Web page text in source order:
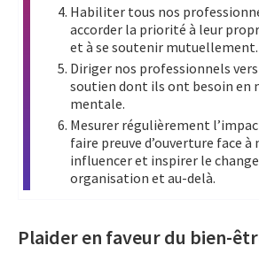
Habiliter tous nos
accorder la priorité à leur
et à se soutenir mutuellement.
Diriger nos professionnels
soutien dont ils ont besoin en
mentale.
Mesurer régulièrement
faire preuve d’ouverture face
influencer et inspirer le
organisation et au-delà.
Plaider en faveur du bien-